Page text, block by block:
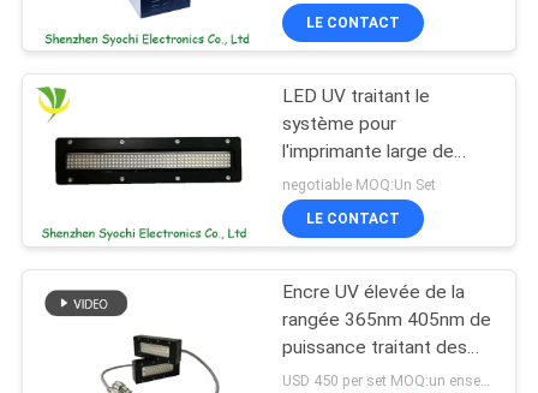
LE CONTACT
LED UV traitant le
système pour
l'imprimante large de
format
negotiable MOQ:Un Set
LE CONTACT
Encre UV élevée de la
rangée 365nm 405nm de
puissance traitant des
systèmes